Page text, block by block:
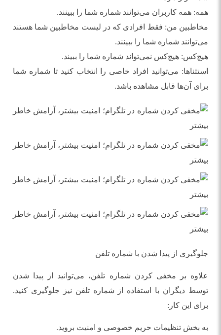
همه: همه کاربران می‌توانند شماره شما را ببینند.
مخاطبین من: فقط افرادی که در لیست مخاطبین شما هستند
می‌توانند شماره شما را ببینند.
هیچ‌کس: هیچ‌کس نمی‌تواند شماره شما را ببیند.
استثناها: می‌توانید افراد خاصی را انتخاب کنید تا شماره شما
برای آن‌ها قابل مشاهده باشد.
جلوگیری از پیدا شدن با شماره تلفن
علاوه بر مخفی کردن شماره تلفن، می‌توانید از پیدا شدن
توسط دیگران با استفاده از شماره تلفن نیز جلوگیری کنید.
برای این کار:
به بخش تنظیمات حریم خصوصی و امنیت بروید.